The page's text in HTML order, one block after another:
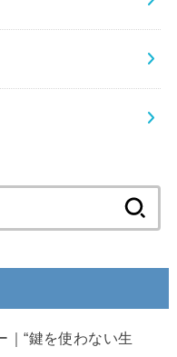
“鍵を使わない生